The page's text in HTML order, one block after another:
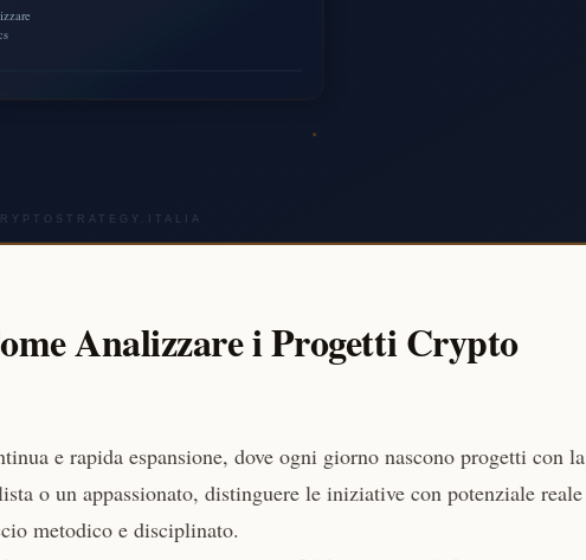
Analizzare i Progetti Crypto
e rapida espansione, dove ogni giorno nascono progetti con la
o un appassionato, distinguere le iniziative con potenziale
metodico e disciplinato.